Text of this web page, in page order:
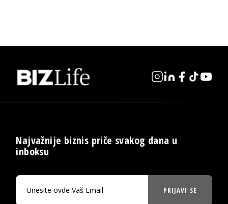
Najvažnije biznis priče svakog dana u
inboksu
PRIJAVI SE